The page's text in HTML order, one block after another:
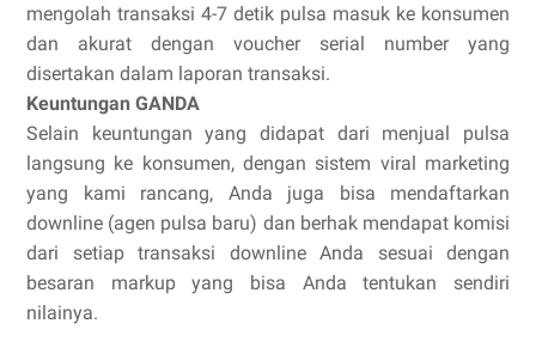
mengolah transaksi 4-7 detik pulsa masuk ke konsumen
dan akurat dengan voucher serial number yang
disertakan dalam laporan transaksi.
Keuntungan GANDA
Selain keuntungan yang didapat dari menjual pulsa
langsung ke konsumen, dengan sistem viral marketing
yang kami rancang, Anda juga bisa mendaftarkan
downline (agen pulsa baru) dan berhak mendapat komisi
dari setiap transaksi downline Anda sesuai dengan
besaran markup yang bisa Anda tentukan sendiri
nilainya.